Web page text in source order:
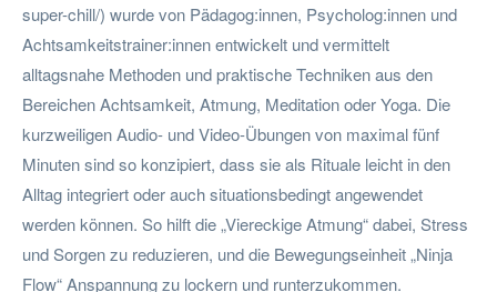
super-chill/) wurde von Pädagog:innen, Psycholog:innen und
Achtsamkeitstrainer:innen entwickelt und vermittelt
alltagsnahe Methoden und praktische Techniken aus den
Bereichen Achtsamkeit, Atmung, Meditation oder Yoga. Die
kurzweiligen Audio- und Video-Übungen von maximal fünf
Minuten sind so konzipiert, dass sie als Rituale leicht in den
Alltag integriert oder auch situationsbedingt angewendet
werden können. So hilft die „Viereckige Atmung“ dabei, Stress
und Sorgen zu reduzieren, und die Bewegungseinheit „Ninja
Flow“ Anspannung zu lockern und runterzukommen.